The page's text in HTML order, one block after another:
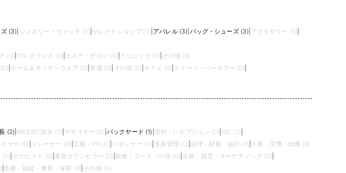
(3) ジュエリー・ウォッチ (0) セレクトショップ (0) アパレル (3) バッグ・シューズ (3) アクセサリー (0)
(0) フレグランス (0) エステ・サロン (0) クリニック (0) その他 (0)
ホーム＆キッチンウェア (0) 家電 (0) その他 (0) カフェ (0) スイーツ・ベーカリー (0)
(2) WEB/EC担当 (0) デザイナー (0) バックヤード (1) 受付・レセプション (0) MD (0)
イヤー (0) トレーナー (0) 広報・PR (0) パタンナー (0) 生産管理 (0) |経理・財務・会計 (0) 人事・労務・総務 (0)
(0) セラピスト (0) 美容カウンセラー (0) 飲食・フード・小売 (0) 企画・経営・マーケティング (0)
医療・福祉・教育・保育 (0) その他 (0)